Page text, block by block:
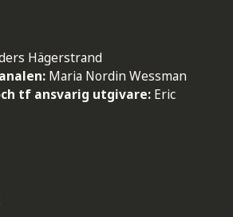
Hägerstrand
Maria Nordin Wessman
tf ansvarig utgivare: Eric